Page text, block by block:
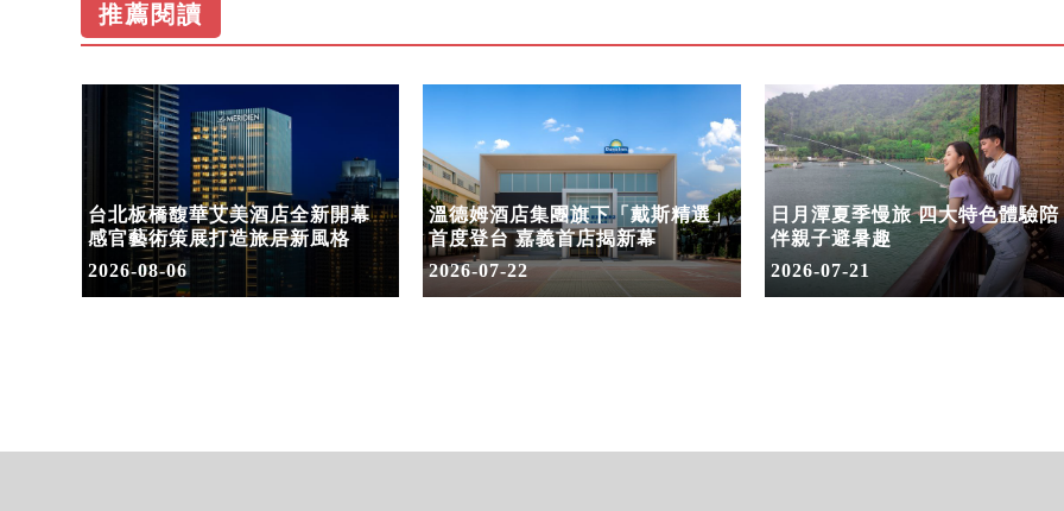
推薦閱讀
台北板橋馥華艾美酒店全新開幕
感官藝術策展打造旅居新風格
2026-08-06
溫德姆酒店集團旗下「戴斯精選」
首度登台 嘉義首店揭新幕
2026-07-22
日月潭夏季慢旅 四大特色體驗陪
伴親子避暑趣
2026-07-21